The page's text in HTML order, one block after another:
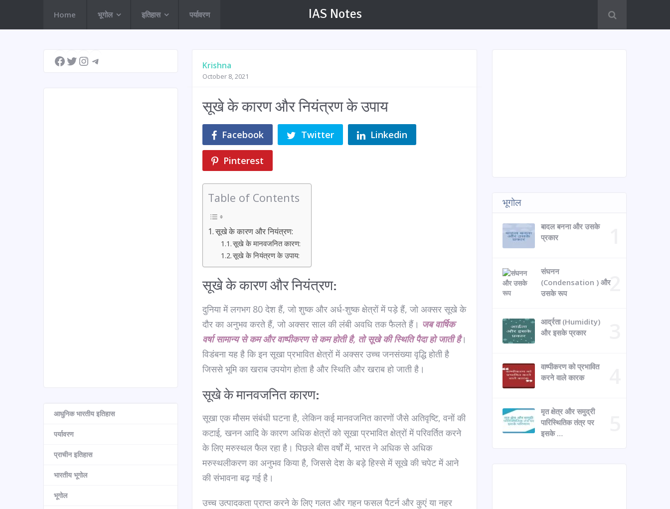
Home भूगोल इतिहास पर्यावरण IAS Notes
Krishna
October 8, 2021
सूखे के कारण और नियंत्रण के उपाय
Facebook Twitter Linkedin
Pinterest
Table of Contents
सूखे के कारण और नियंत्रण:
सूखे के मानवजनित कारण:
सूखे के नियंत्रण के उपाय:
सूखे के कारण और नियंत्रण:
दुनिया में लगभग 80 देश हैं, जो शुष्क और अर्ध-शुष्क क्षेत्रों में पड़े हैं, जो अक्सर सूखे के
दौर का अनुभव करते हैं, जो अक्सर साल की लंबी अवधि तक फैलते हैं। जब वार्षिक
वर्षा सामान्य से कम और वाष्पीकरण से कम होती है, तो सूखे की स्थिति पैदा हो जाती है।
विडंबना यह है कि इन सूखा प्रभावित क्षेत्रों में अक्सर उच्च जनसंख्या वृद्धि होती है
जिससे भूमि का खराब उपयोग होता है और स्थिति और खराब हो जाती है।
सूखे के मानवजनित कारण:
सूखा एक मौसम संबंधी घटना है, लेकिन कई मानवजनित कारणों जैसे अतिवृष्टि, वनों की
कटाई, खनन आदि के कारण अधिक क्षेत्रों को सूखा प्रभावित क्षेत्रों में परिवर्तित करने
के लिए मरुस्थल फैल रहा है। पिछले बीस वर्षों में, भारत ने अधिक से अधिक
मरुस्थलीकरण का अनुभव किया है, जिससे देश के बड़े हिस्से में सूखे की चपेट में आने
की संभावना बढ़ गई है।
उच्च उत्पादकता प्राप्त करने के लिए गलत और गहन फसल पैटर्न और कुएं या नहर
Facebook
TwitterInstagram
आधुनिक भारतीय इतिहास
पर्यावरण
प्राचीन इतिहास
भारतीय भूगोल
भूगोल
भूगोल
बादल बनना और उसके
प्रकार
संघनन
(Condensation ) और
उसके रूप
आर्द्रता (Humidity)
और इसके प्रकार
वाष्पीकरण को प्रभावित
करने वाले कारक
मृत क्षेत्र और समुद्री
पारिस्थितिक तंत्र पर
इसके …